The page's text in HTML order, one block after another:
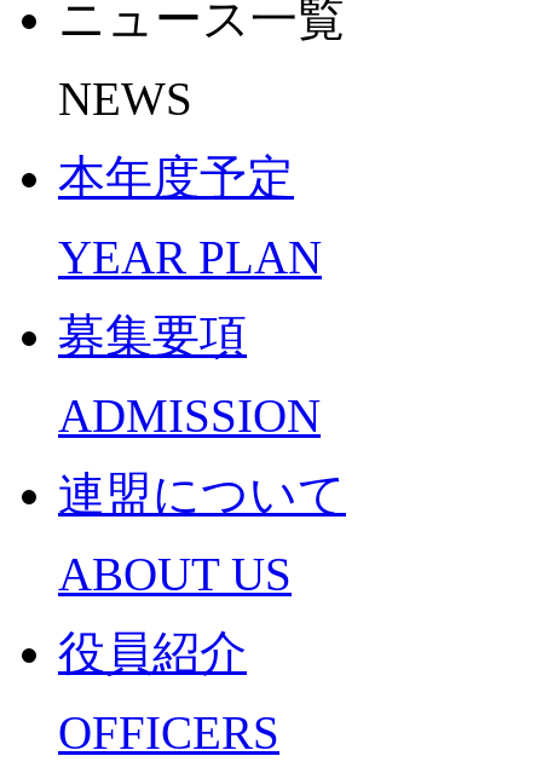
ニュース一覧
NEWS
本年度予定
YEAR PLAN
募集要項
ADMISSION
連盟について
ABOUT US
役員紹介
OFFICERS